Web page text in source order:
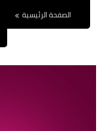
الصفحة الرئيسية